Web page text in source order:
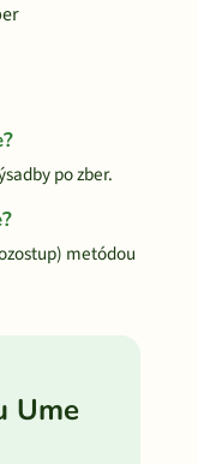
po zber.
metódou
Ume